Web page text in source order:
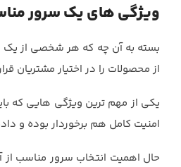
ویژگی های یک سرور
بسته به آن چه که هر شخصی از یک
از محصولات را در اختیار مشتریان
یکی از مهم ترین ویژگی هایی که
امنیت کامل هم برخوردار بوده و
حال اهمیت انتخاب سرور مناسب از